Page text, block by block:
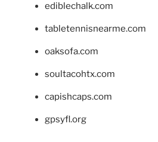
ediblechalk.com
tabletennisnearme.com
oaksofa.com
soultacohtx.com
capishcaps.com
gpsyfl.org